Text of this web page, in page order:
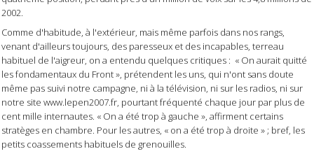
2002.
Comme d'habitude, à l'extérieur, mais même parfois dans nos rangs,
venant d'ailleurs toujours, des paresseux et des incapables, terreau
habituel de l'aigreur, on a entendu quelques critiques : « On aurait quitté
les fondamentaux du Front », prétendent les uns, qui n'ont sans doute
même pas suivi notre campagne, ni à la télévision, ni sur les radios, ni sur
notre site www.lepen2007.fr, pourtant fréquenté chaque jour par plus de
cent mille internautes. « On a été trop à gauche », affirment certains
stratèges en chambre. Pour les autres, « on a été trop à droite » ; bref, les
petits coassements habituels de grenouilles.